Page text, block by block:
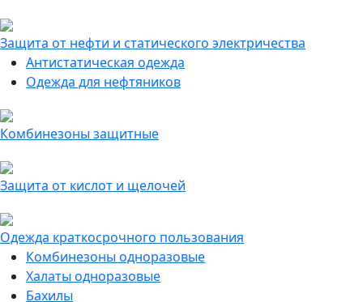
Защита от нефти и статического электричества
Антистатическая одежда
Одежда для нефтяников
Комбинезоны защитные
Защита от кислот и щелочей
Одежда краткосрочного пользования
Комбинезоны одноразовые
Халаты одноразовые
Бахилы